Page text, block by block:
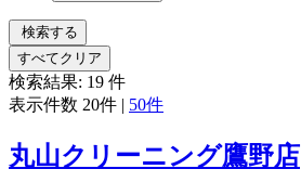
検索する
すべてクリア
検索結果: 19 件
表示件数 20件 | 50件
丸山クリーニング鷹野店